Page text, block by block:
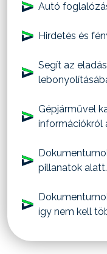
Autó
Hirdetés és
Segít az
Gépjárművel
információkról
pillanatok alatt.
így nem kell